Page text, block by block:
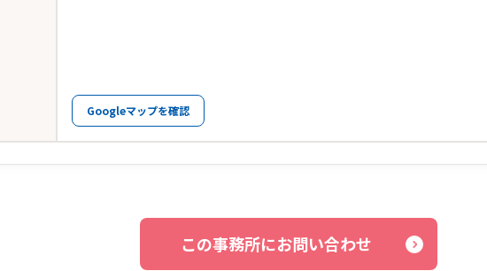
Googleマップを確認
この事務所にお問い合わせ